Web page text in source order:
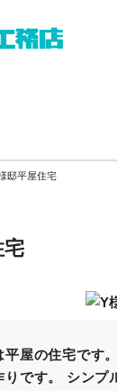
邸平屋住宅
平屋の住宅です
りです。 シンプ